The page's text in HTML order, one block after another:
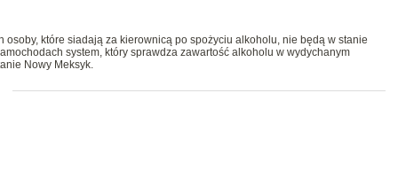
osoby, które siadają za kierownicą po spożyciu alkoholu, nie będą w stanie
system, który sprawdza zawartość alkoholu w wydychanym
Nowy Meksyk.